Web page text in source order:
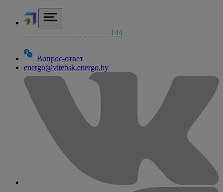
144
Вопрос-ответ
energo@vitebsk.energo.by